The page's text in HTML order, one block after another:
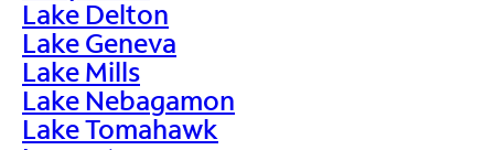
Lake Delton
Lake Geneva
Lake Mills
Lake Nebagamon
Lake Tomahawk